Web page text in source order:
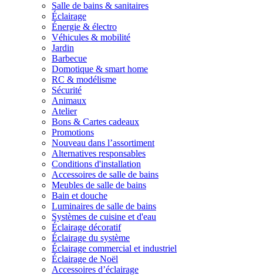
Salle de bains & sanitaires
Éclairage
Énergie & électro
Véhicules & mobilité
Jardin
Barbecue
Domotique & smart home
RC & modélisme
Sécurité
Animaux
Atelier
Bons & Cartes cadeaux
Promotions
Nouveau dans l’assortiment
Alternatives responsables
Conditions d'installation
Accessoires de salle de bains
Meubles de salle de bains
Bain et douche
Luminaires de salle de bains
Systèmes de cuisine et d'eau
Éclairage décoratif
Éclairage du système
Éclairage commercial et industriel
Éclairage de Noël
Accessoires d’éclairage